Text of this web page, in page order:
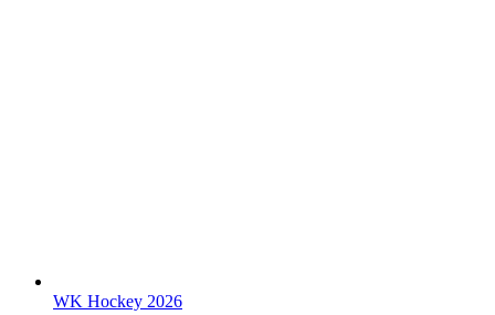
WK Hockey 2026